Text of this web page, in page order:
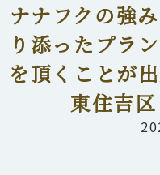
ナナフクの強
り添ったプラ
を頂くことが
東住吉区